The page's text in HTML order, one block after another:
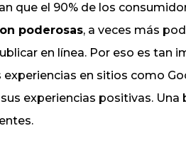
que el 90% de los
poderosas, a veces más
en línea. Por eso es tan
en sitios como
experiencias positivas. Una